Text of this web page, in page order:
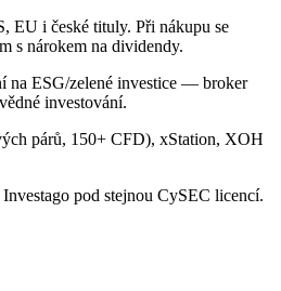
EU i české tituly. Při nákupu se
s nárokem na dividendy.
na ESG/zelené investice — broker
investování.
párů, 150+ CFD), xStation, XOH
pod stejnou CySEC licencí.